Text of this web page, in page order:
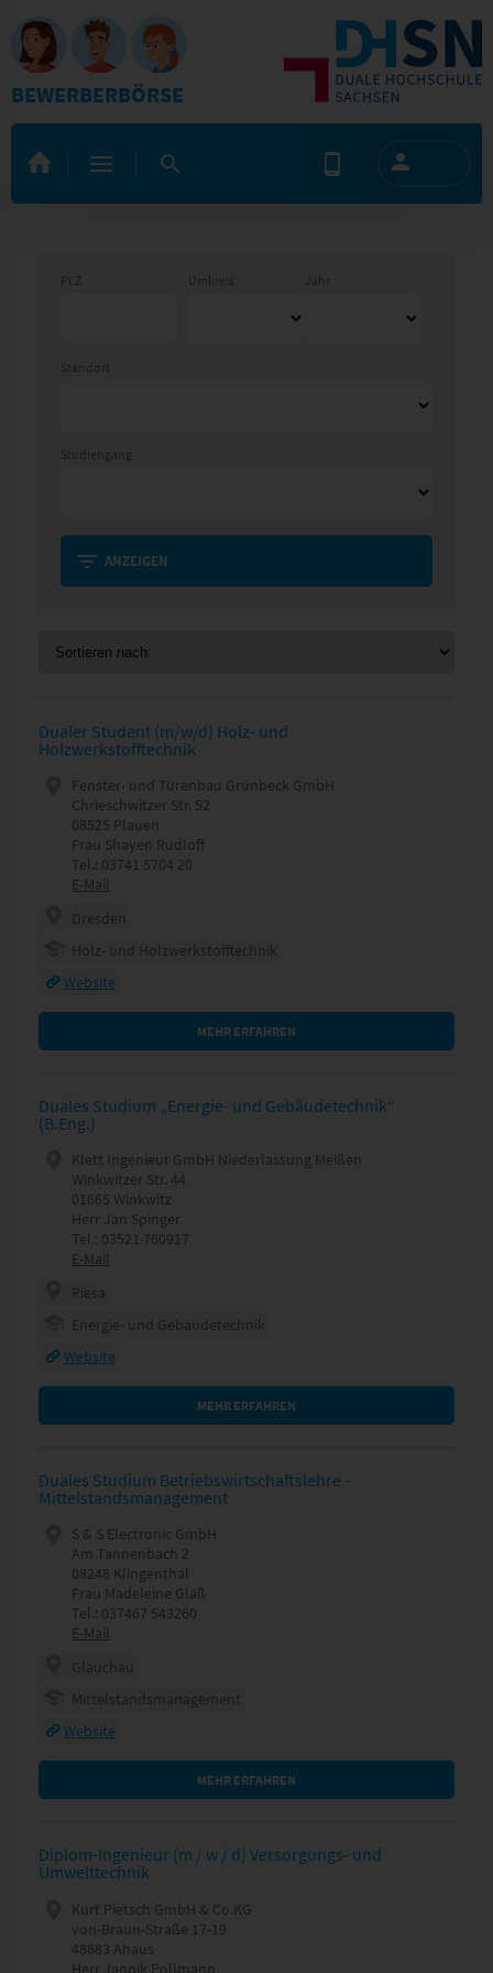
BEWERBERBÖRSE
PLZ Umkreis Jahr
Standort
Studiengang
ANZEIGEN
Dualer Student (m/w/d) Holz- und
Holzwerkstofftechnik
Fenster- und Türenbau Grünbeck GmbH
Chrieschwitzer Str. 52
08525 Plauen
Frau Shayen Rudloff
Tel.: 03741 5704 20
E-Mail
Dresden
Holz- und Holzwerkstofftechnik
Website
MEHR ERFAHREN
Duales Studium „Energie- und Gebäudetechnik“
(B.Eng.)
Klett Ingenieur GmbH Niederlassung Meißen
Winkwitzer Str. 44
01665 Winkwitz
Herr Jan Spinger
Tel.: 03521 760917
E-Mail
Riesa
Energie- und Gebäudetechnik
Website
MEHR ERFAHREN
Duales Studium Betriebswirtschaftslehre -
Mittelstandsmanagement
S & S Electronic GmbH
Am Tannenbach 2
08248 Klingenthal
Frau Madeleine Gläß
Tel.: 037467 543260
E-Mail
Glauchau
Mittelstandsmanagement
Website
MEHR ERFAHREN
Diplom-Ingenieur (m / w / d) Versorgungs- und
Umwelttechnik
Kurt Pietsch GmbH & Co.KG
von-Braun-Straße 17-19
48683 Ahaus
Herr Jannik Pollmann